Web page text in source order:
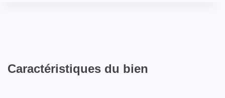
Caractéristiques du bien